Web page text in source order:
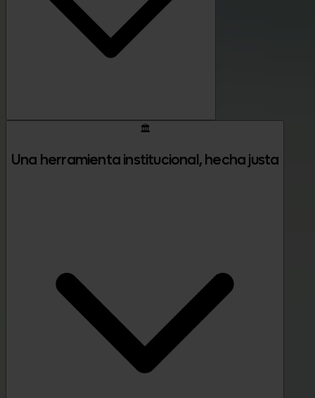
🏛️
Una herramienta institucional, hecha justa